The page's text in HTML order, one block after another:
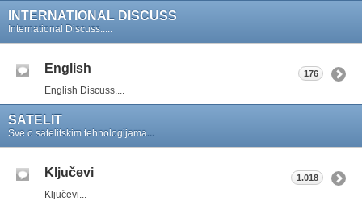
INTERNATIONAL DISCUSS
International Discuss.....
English
English Discuss....
176
SATELIT
Sve o satelitskim tehnologijama...
Ključevi
Ključevi...
1.018